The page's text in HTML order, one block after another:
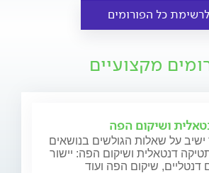
לרשימת כל הפורומים
מקצועיים
ושיקום הפה
ישיב על שאלות הגולשים בנושאים
דנטאלית ושיקום הפה: יישור
דנטליים, שיקום הפה ועוד